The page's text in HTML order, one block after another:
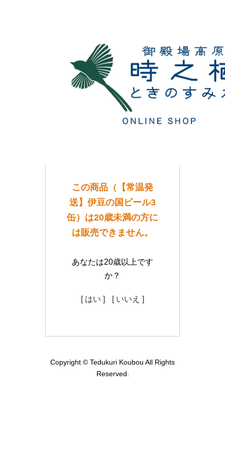
この商品（【常温発
送】伊豆の国ビール3
缶）は20歳未満の方に
は販売できません。
あなたは20歳以上です
か？
[ はい ] [ いいえ ]
Copyright © Tedukuri Koubou All Rights
Reserved.